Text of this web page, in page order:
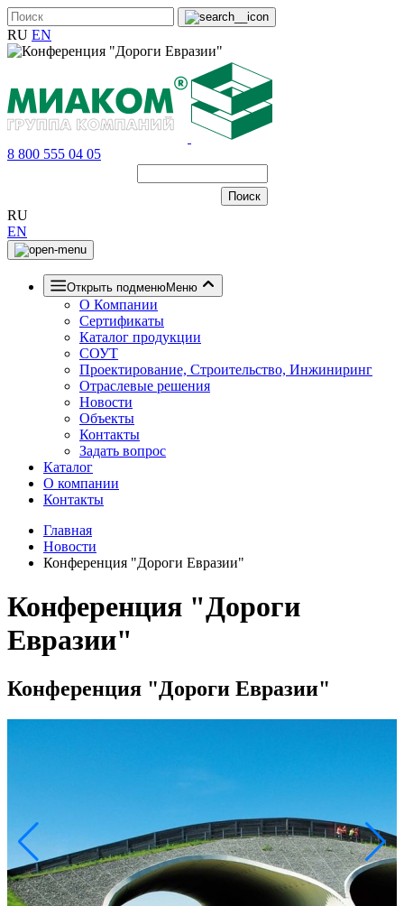
RU EN
8 800 555 04 05
RU
EN
Открыть подменюМеню
О Компании
Сертификаты
Каталог продукции
СОУТ
Проектирование, Строительство, Инжиниринг
Отраслевые решения
Новости
Объекты
Контакты
Задать вопрос
Каталог
О компании
Контакты
Главная
Новости
Конференция "Дороги Евразии"
Конференция "Дороги
Евразии"
Конференция "Дороги Евразии"